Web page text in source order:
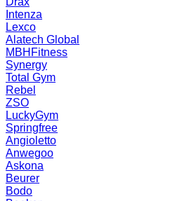
Intenza
Lexco
Alatech Global
MBHFitness
Synergy
Total Gym
Rebel
ZSO
LuckyGym
Springfree
Angioletto
Anwegoo
Askona
Beurer
Bodo